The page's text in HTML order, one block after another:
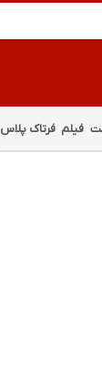
فیلم فرتاک پلاس